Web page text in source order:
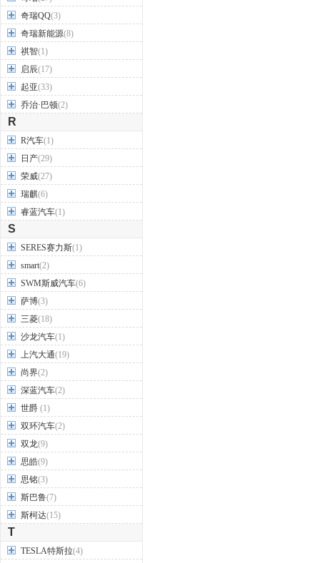
奇瑞QQ(3)
奇瑞新能源(8)
祺智(1)
启辰(17)
起亚(33)
乔治·巴顿(2)
R
R汽车(1)
日产(29)
荣威(27)
瑞麒(6)
睿蓝汽车(1)
S
SERES赛力斯(1)
smart(2)
SWM斯威汽车(6)
萨博(3)
三菱(18)
沙龙汽车(1)
上汽大通(19)
尚界(2)
深蓝汽车(2)
世爵 (1)
双环汽车(2)
双龙(9)
思皓(9)
思铭(3)
斯巴鲁(7)
斯柯达(15)
T
TESLA特斯拉(4)